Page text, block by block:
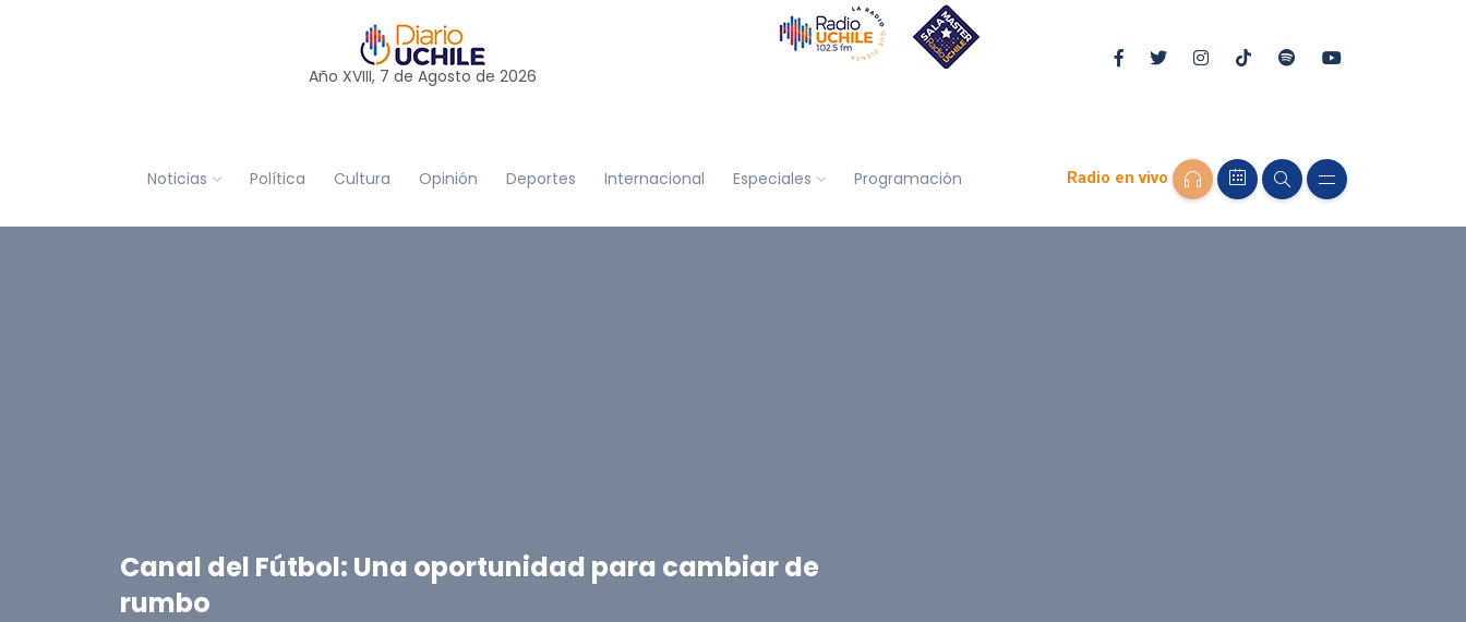
Año XVIII, 7 de Agosto de 2026
Noticias Política Cultura Opinión Deportes Internacional Especiales Programación Radio en vivo
Canal del Fútbol: Una oportunidad para cambiar de
rumbo